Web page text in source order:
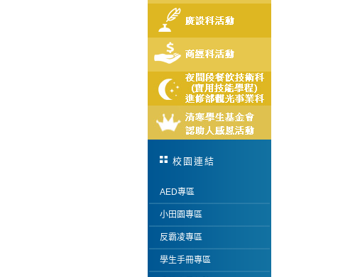
校園連結
AED專區
小田園專區
反霸凌專區
學生手冊專區